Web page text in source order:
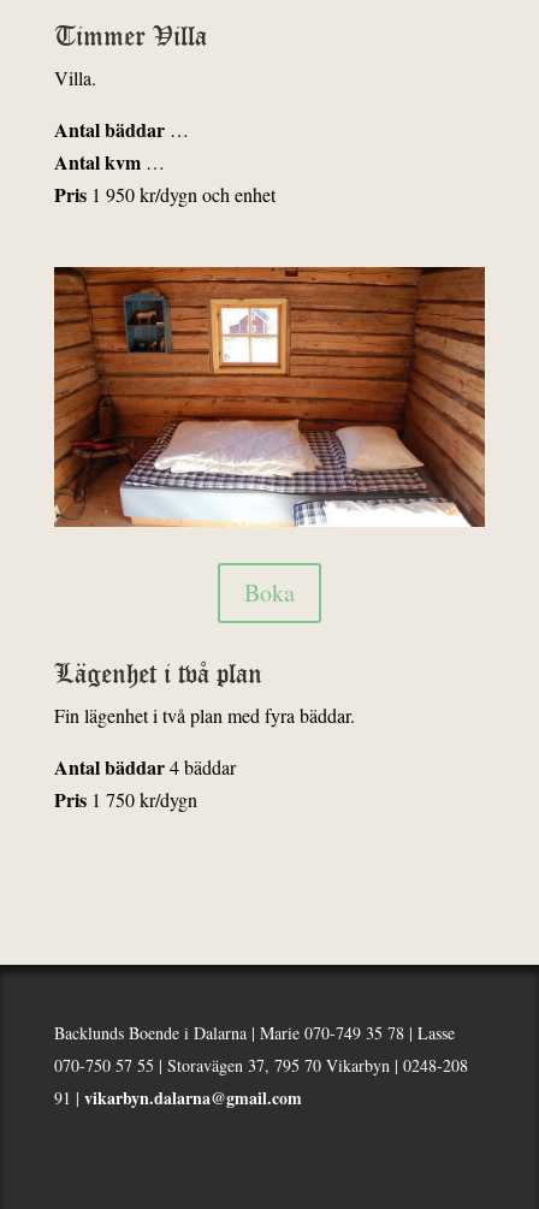
Timmer Villa
Villa.
Antal bäddar…
Antal kvm…
Pris1 950 kr/dygn och enhet
Boka
Lägenhet i två plan
Fin lägenhet i två plan med fyra bäddar.
Antal bäddar4 bäddar
Pris1 750 kr/dygn
Backlunds Boende i Dalarna | Marie 070-749 35 78 | Lasse
070-750 57 55 | Storavägen 37, 795 70 Vikarbyn | 0248-208
91 | vikarbyn.dalarna@gmail.com